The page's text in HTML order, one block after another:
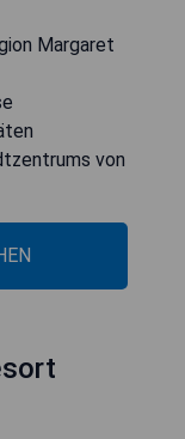
Margaret
von